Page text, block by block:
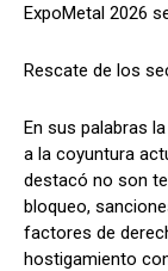
ExpoMetal 2026
Rescate de los
En sus palabras
a la coyuntura
destacó no son
bloqueo,
factores de
hostigamiento